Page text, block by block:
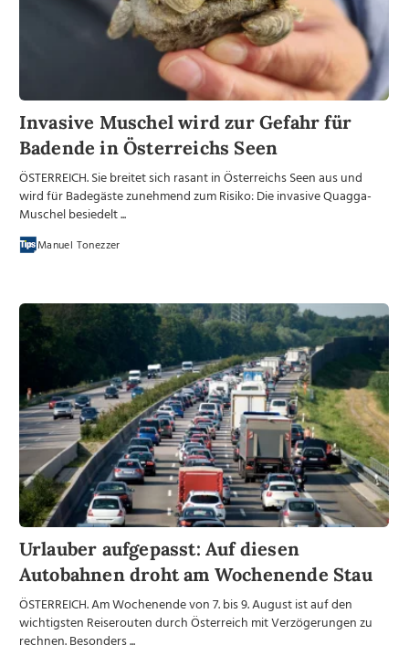
Invasive Muschel wird zur Gefahr für
Badende in Österreichs Seen
ÖSTERREICH. Sie breitet sich rasant in Österreichs Seen aus und
wird für Badegäste zunehmend zum Risiko: Die invasive Quagga-
Muschel besiedelt ...
Manuel Tonezzer
Urlauber aufgepasst: Auf diesen
Autobahnen droht am Wochenende Stau
ÖSTERREICH. Am Wochenende von 7. bis 9. August ist auf den
wichtigsten Reiserouten durch Österreich mit Verzögerungen zu
rechnen. Besonders ...